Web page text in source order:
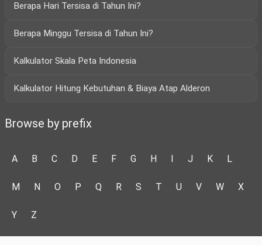
Berapa Hari Tersisa di Tahun Ini?
Berapa Minggu Tersisa di Tahun Ini?
Kalkulator Skala Peta Indonesia
Kalkulator Hitung Kebutuhan & Biaya Atap Alderon
Browse by prefix
A B C D E F G H I J K L
M N O P Q R S T U V W X
Y Z